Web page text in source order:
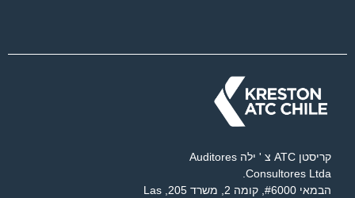
קריסטן ATC צ ' ילה Auditores
Consultores Ltda.
הבמאי #6000, קומה 2, משרד 205, Las